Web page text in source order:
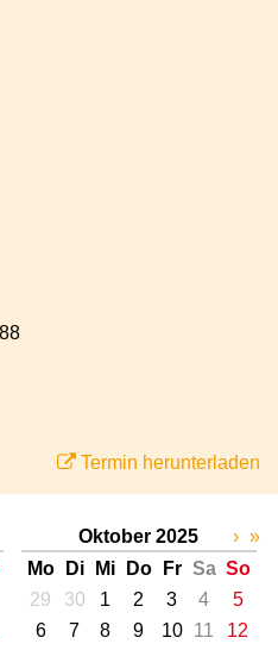
Termin herunterladen
Oktober 2025
Mo
Di Mi Do Fr Sa So
29
30 1 2 3 4
5
6
7 8 9 10 11
12
› »